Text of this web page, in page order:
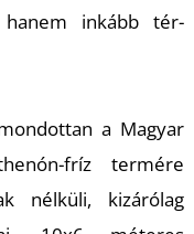
hanem inkább tér-
a Magyar
fríz termére
nélküli, kizárólag